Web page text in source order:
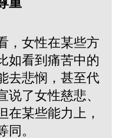
，女性在某些方
如看到痛苦中的
去悲悯，甚至代
了女性慈悲、
在某些能力上，
。